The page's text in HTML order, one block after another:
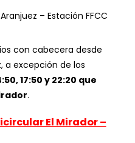
– Estación FFCC
con cabecera desde
a excepción de los
17:50 y 22:20 que
.
El Mirador –